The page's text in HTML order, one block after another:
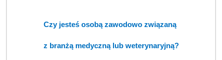
Czy jesteś osobą zawodowo związaną
z branżą medyczną lub weterynaryjną?